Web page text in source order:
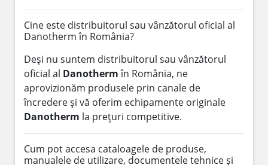
Cine este distribuitorul sau vânzătorul oficial al
Danotherm în România?
Deși nu suntem distribuitorul sau vânzătorul
oficial al Danothermîn România, ne
aprovizionăm produsele prin canale de
încredere și vă oferim echipamente originale
Danotherm la prețuri competitive.
Cum pot accesa cataloagele de produse,
manualele de utilizare, documentele tehnice și